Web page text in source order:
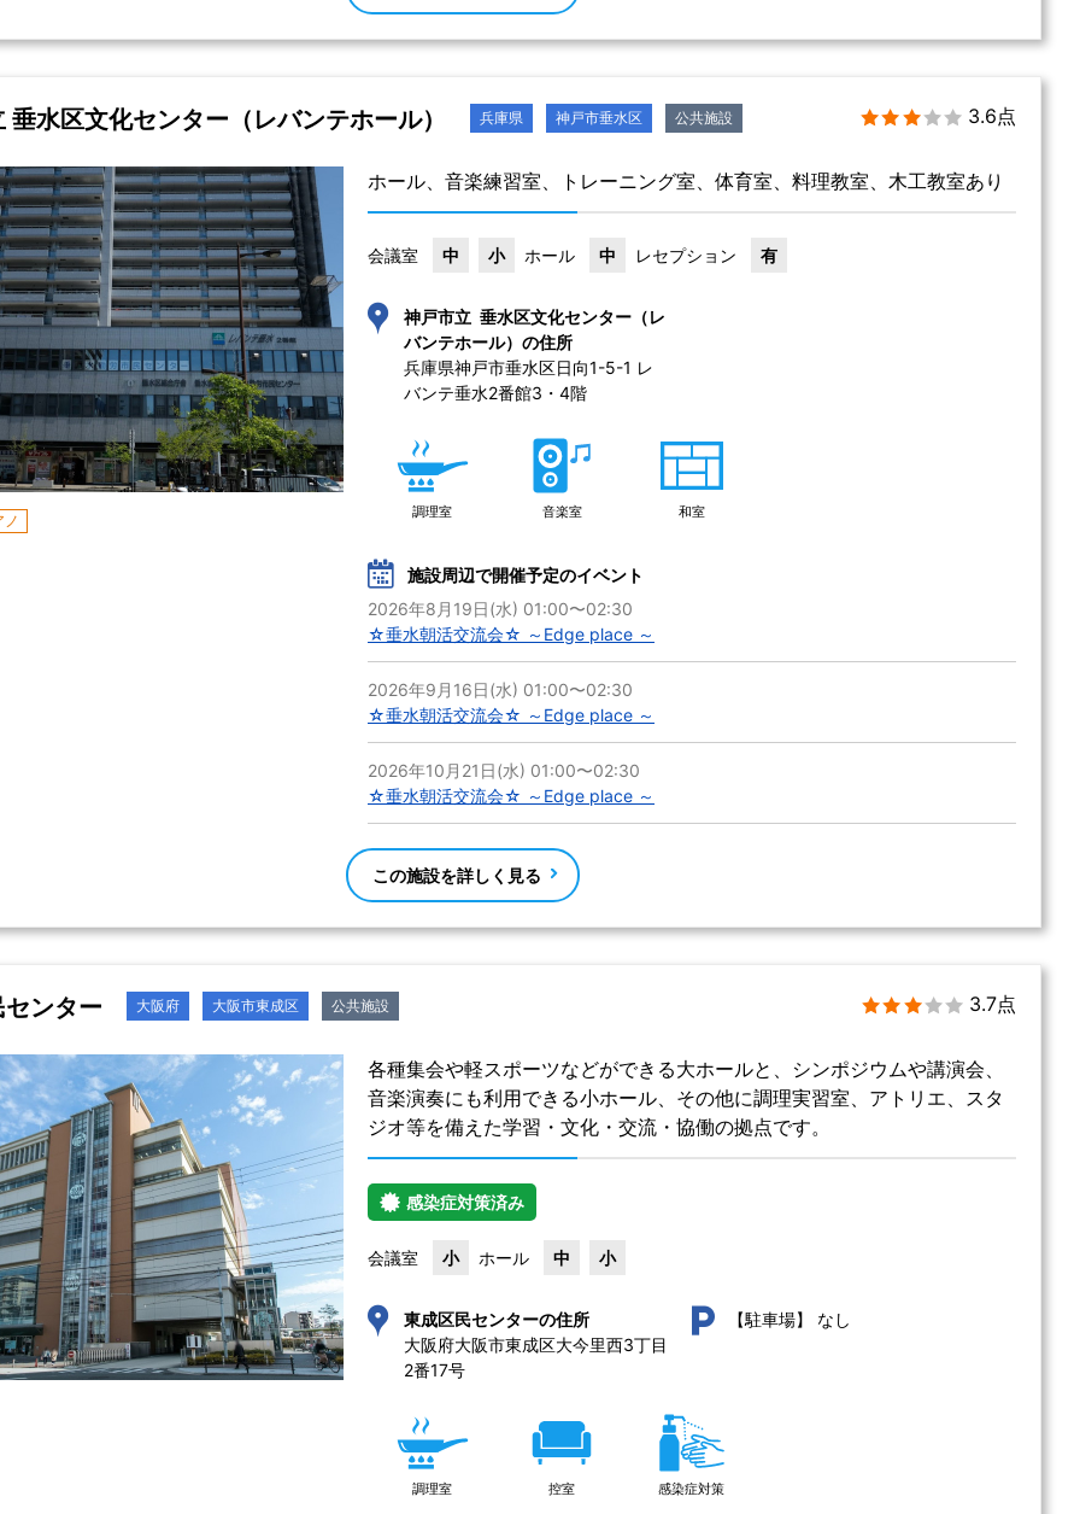
垂水区文化センター（レバンテホール） 兵庫県 神戸市垂水区 公共施設 3.6点
ホール、音楽練習室、トレーニング室、体育室、料理教室、木工教室あり
会議室 中 小 ホール 中 レセプション 有
神戸市立 垂水区文化センター（レ
バンテホール）の住所
兵庫県神戸市垂水区日向1-5-1 レ
バンテ垂水2番館3・4階
調理室 音楽室 和室
施設周辺で開催予定のイベント
2026年8月19日(水) 01:00〜02:30
☆垂水朝活交流会☆ ～Edge place ～
2026年9月16日(水) 01:00〜02:30
☆垂水朝活交流会☆ ～Edge place ～
2026年10月21日(水) 01:00〜02:30
☆垂水朝活交流会☆ ～Edge place ～
この施設を詳しく見る
ンター 大阪府 大阪市東成区 公共施設 3.7点
各種集会や軽スポーツなどができる大ホールと、シンポジウムや講演会、
音楽演奏にも利用できる小ホール、その他に調理実習室、アトリエ、スタ
ジオ等を備えた学習・文化・交流・協働の拠点です。
感染症対策済み
会議室 小 ホール 中 小
東成区民センターの住所
大阪府大阪市東成区大今里西3丁目
2番17号
【駐車場】 なし
調理室 控室 感染症対策